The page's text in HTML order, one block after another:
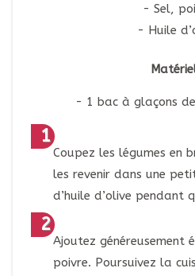
Sel,
Huile
1 bac à glaçons
Coupez les légumes en
les revenir dans une
d’huile d’olive pendant
Ajoutez généreusement
poivre. Poursuivez la